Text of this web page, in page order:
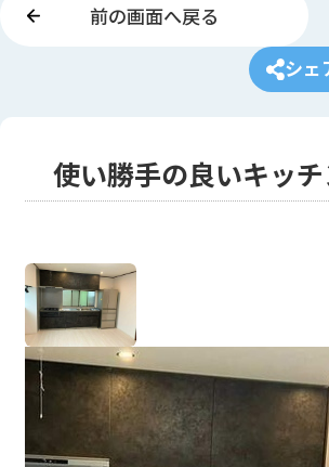
前の画面へ戻る
シェ
使い勝手の良いキッ